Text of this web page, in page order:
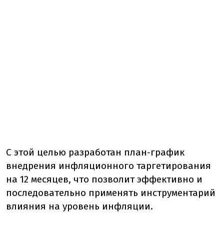
С этой целью разработан план-график
внедрения инфляционного таргетирования
на 12 месяцев, что позволит эффективно и
последовательно применять инструментарий
влияния на уровень инфляции.